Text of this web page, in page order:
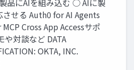
品にAIを組み込む ○ AIに製
させる Auth0 for AI Agents
Cross App Accessサポ
や対談など DATA
OKTA, INC.